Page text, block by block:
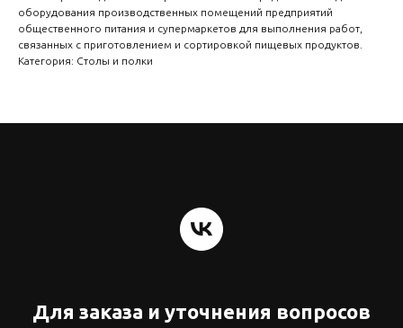
оборудования производственных помещений предприятий
общественного питания и супермаркетов для выполнения работ,
связанных с приготовлением и сортировкой пищевых продуктов.
Категория: Столы и полки
Для заказа и уточнения вопросов